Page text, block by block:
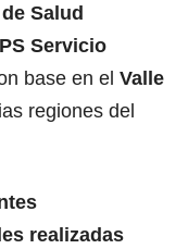
Salud
Servicio
base en el Valle
regiones del
realizadas